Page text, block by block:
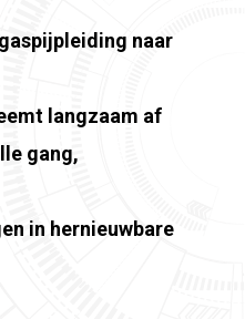
naar
langzaam af
gang,
in hernieuwbare